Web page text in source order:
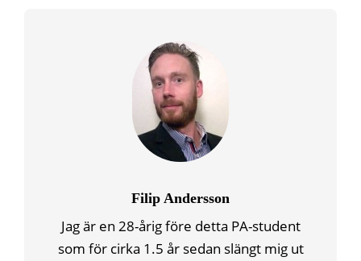
Filip Andersson
Jag är en 28-årig före detta PA-student
som för cirka 1.5 år sedan slängt mig ut